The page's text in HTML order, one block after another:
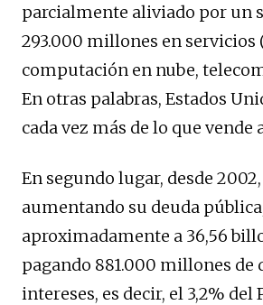
parcialmente aliviado por un
293.000 millones en servicios
computación en nube,
En otras palabras, Estados
cada vez más de lo que vende
En segundo lugar, desde 2002,
aumentando su deuda
aproximadamente a 36,56
pagando 881.000 millones de
intereses, es decir, el 3,2% del